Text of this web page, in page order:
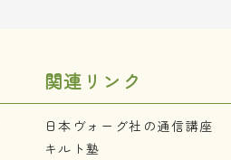
関連リンク
日本ヴォーグ社の通信講座
キルト塾